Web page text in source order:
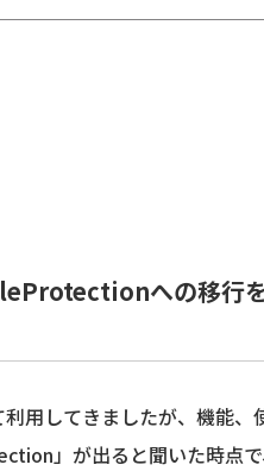
への移行
用してきましたが、機能
」が出ると聞いた時点で